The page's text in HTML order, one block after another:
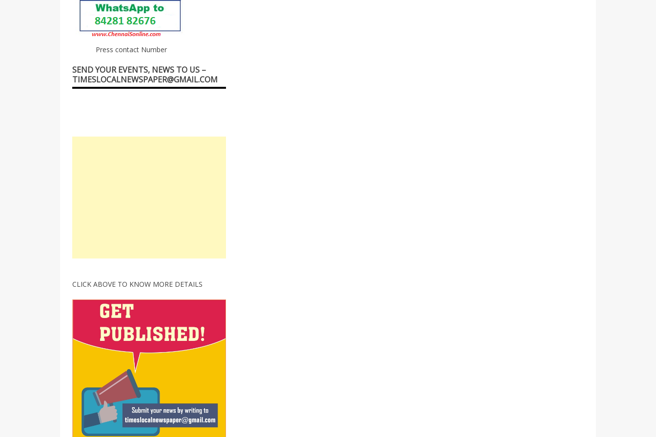
Press contact Number
SEND YOUR EVENTS, NEWS TO US –
TIMESLOCALNEWSPAPER@GMAIL.COM
CLICK ABOVE TO KNOW MORE DETAILS